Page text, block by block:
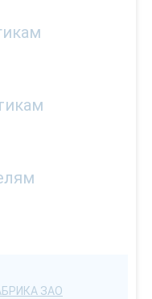
ЗАО